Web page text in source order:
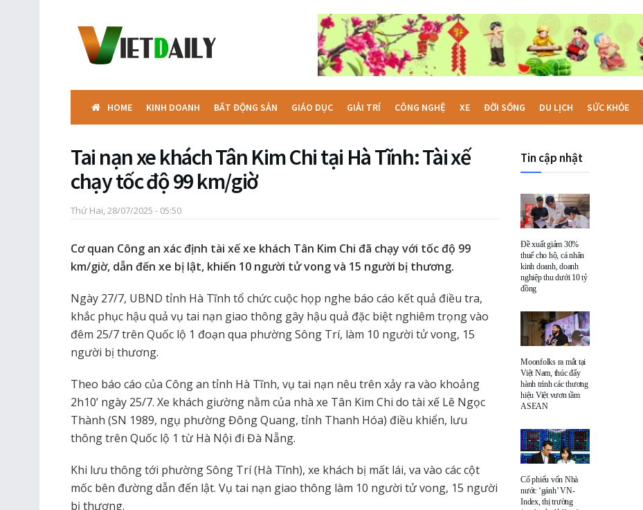
HOME KINH DOANH BẤT ĐỘNG SẢN GIÁO DỤC GIẢI TRÍ CÔNG NGHỆ XE ĐỜI SỐNG DU LỊCH SỨC KHỎE
Tai nạn xe khách Tân Kim Chi tại Hà Tĩnh: Tài xế
chạy tốc độ 99 km/giờ
Thứ Hai, 28/07/2025 - 05:50
Cơ quan Công an xác định tài xế xe khách Tân Kim Chi đã chạy với tốc độ 99
km/giờ, dẫn đến xe bị lật, khiến 10 người tử vong và 15 người bị thương.
Ngày 27/7, UBND tỉnh Hà Tĩnh tổ chức cuộc họp nghe báo cáo kết quả điều tra,
khắc phục hậu quả vụ tai nạn giao thông gây hậu quả đặc biệt nghiêm trọng vào
đêm 25/7 trên Quốc lộ 1 đoạn qua phường Sông Trí, làm 10 người tử vong, 15
người bị thương.
Theo báo cáo của Công an tỉnh Hà Tĩnh, vụ tai nạn nêu trên xảy ra vào khoảng
2h10’ ngày 25/7. Xe khách giường nằm của nhà xe Tân Kim Chi do tài xế Lê Ngọc
Thành (SN 1989, ngụ phường Đông Quang, tỉnh Thanh Hóa) điều khiển, lưu
thông trên Quốc lộ 1 từ Hà Nội đi Đà Nẵng.
Khi lưu thông tới phường Sông Trí (Hà Tĩnh), xe khách bị mất lái, va vào các cột
mốc bên đường dẫn đến lật. Vụ tai nạn giao thông làm 10 người tử vong, 15 người
bị thương.
Tin cập nhật
Đề xuất giảm 30%
thuế cho hộ, cá nhân
kinh doanh, doanh
nghiệp thu dưới 10 tỷ
đồng
Moonfolks ra mắt tại
Việt Nam, thúc đẩy
hành trình các thương
hiệu Việt vươn tầm
ASEAN
Cổ phiếu vốn Nhà
nước ‘gánh’ VN-
Index, thị trường